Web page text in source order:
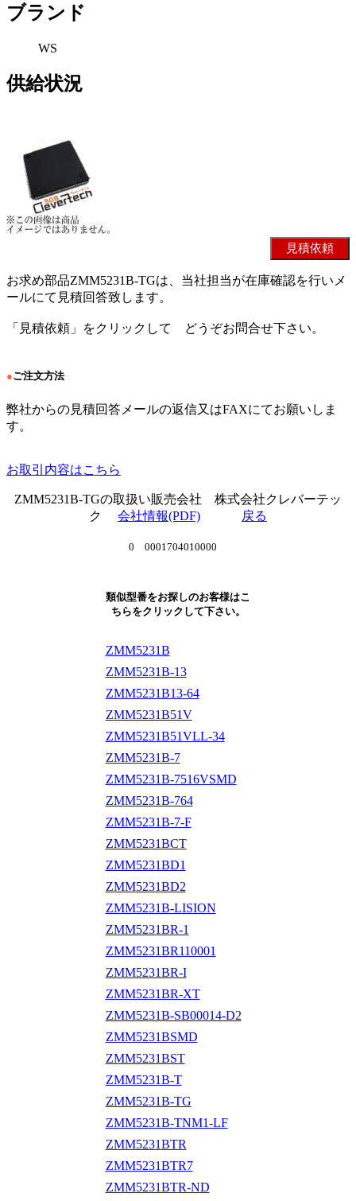
ブランド
WS
供給状況
お求め部品ZMM5231B-TGは、当社担当が在庫確認を行いメ
ールにて見積回答致します。
「見積依頼」をクリックして どうぞお問合せ下さい。
●ご注文方法
弊社からの見積回答メールの返信又はFAXにてお願いしま
す。
お取引内容はこちら
ZMM5231B-TGの取扱い販売会社 株式会社クレバーテッ
ク 会社情報(PDF) 戻る
0 0001704010000
類似型番をお探しのお客様はこ
ちらをクリックして下さい。
ZMM5231B
ZMM5231B-13
ZMM5231B13-64
ZMM5231B51V
ZMM5231B51VLL-34
ZMM5231B-7
ZMM5231B-7516VSMD
ZMM5231B-764
ZMM5231B-7-F
ZMM5231BCT
ZMM5231BD1
ZMM5231BD2
ZMM5231B-LISION
ZMM5231BR-1
ZMM5231BR110001
ZMM5231BR-I
ZMM5231BR-XT
ZMM5231B-SB00014-D2
ZMM5231BSMD
ZMM5231BST
ZMM5231B-T
ZMM5231B-TG
ZMM5231B-TNM1-LF
ZMM5231BTR
ZMM5231BTR7
ZMM5231BTR-ND